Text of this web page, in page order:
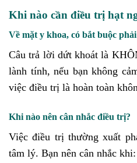
Khi nào cần điều trị hạt
Về mặt y khoa, có bắt buộc
Câu trả lời dứt khoát là
lành tính, nếu bạn không
việc điều trị là hoàn toàn
Khi nào nên cân nhắc điều trị?
Việc điều trị thường xuất
tâm lý. Bạn nên cân nhắc khi: